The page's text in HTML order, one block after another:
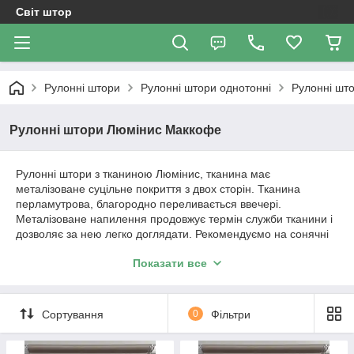
Світ штор
Рулонні штори Рулонні штори однотонні Рулоннi
Рулоннi штори Люмінис Маккофе
Рулонні штори з тканиною Люмінис, тканина має
металізоване суцільне покриття з двох сторін. Тканина
перламутрова, благородно переливається ввечері.
Металізоване напилення продовжує термін служби тканини і
дозволяє за нею легко доглядати. Рекомендуємо на сонячні
В цьому розділі будуть викладатися позиції за готовим
бажанням). За необхідності, якщо штора більшого розміру
ніж Вам треба, ми можемо підрізати штору під Ваш розмір.
Вартість штори і розміри будуть вказані в позиції товару.
Показати все
Сортування 0 Фільтри